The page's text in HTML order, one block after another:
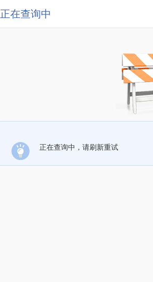
正在查询中
正在查询中，请刷新重试